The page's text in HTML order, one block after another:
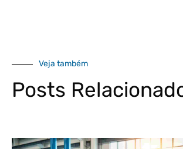
Veja também
Posts